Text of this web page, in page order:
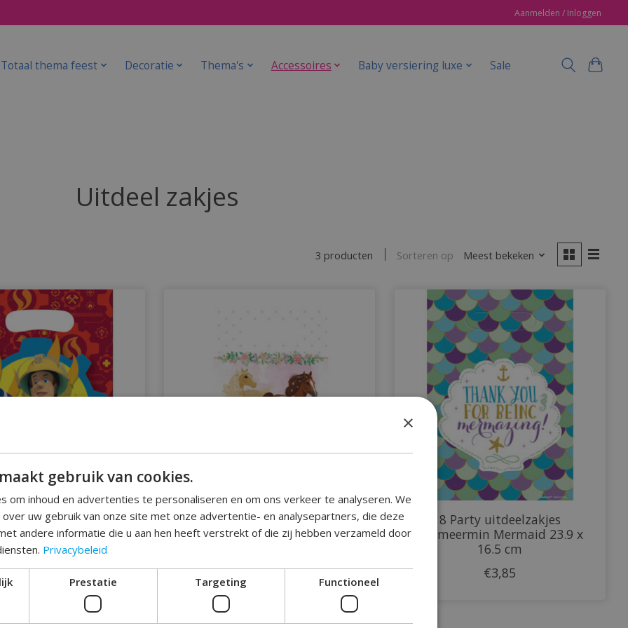
Aanmelden / Inloggen
Totaal thema feest Decoratie Thema's Accessoires Baby versiering luxe Sale
Uitdeel zakjes
3 producten Sorteren op Meest bekeken
uitdeel zakjes
Sam
€1,79
8 Uitdeelzakjes paarden
8 Party uitdeelzakjes
Zeemeermin Mermaid 23.9 x
16.5 cm
€3,85
×
gebruik van cookies.
om inhoud en advertenties te personaliseren en om ons verkeer te analyseren. We
uw gebruik van onze site met onze advertentie- en analysepartners, die deze
andere informatie die u aan hen heeft verstrekt of die zij hebben verzameld door
Privacybeleid
Prestatie Targeting Functioneel